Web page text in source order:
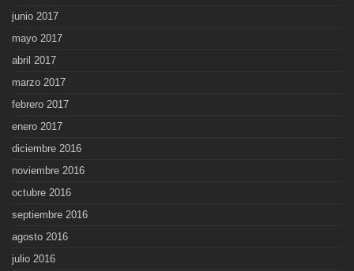
junio 2017
mayo 2017
abril 2017
marzo 2017
febrero 2017
enero 2017
diciembre 2016
noviembre 2016
octubre 2016
septiembre 2016
agosto 2016
julio 2016